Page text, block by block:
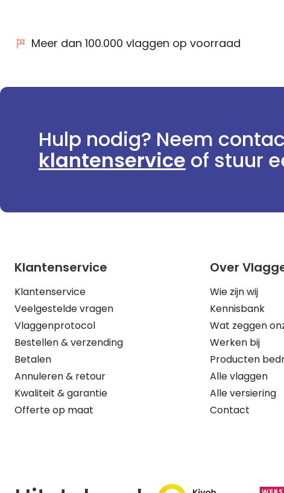
Meer dan 100.000 vlaggen op voorraad
Hulp nodig? Neem
klantenservice of stuur
Klantenservice
Klantenservice
Veelgestelde vragen
Vlaggenprotocol
Bestellen & verzending
Betalen
Annuleren & retour
Kwaliteit & garantie
Offerte op maat
Over
Wie zijn wij
Kennisbank
Wat zeggen
Werken bij
Producten
Alle vlaggen
Alle versiering
Contact